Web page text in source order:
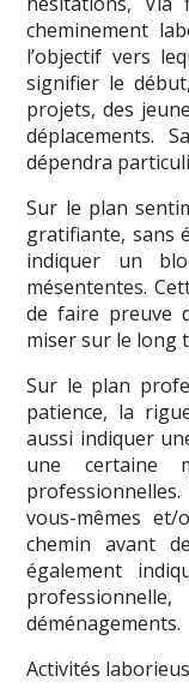
cheminement
l’objectif vers
signifier le
projets, des
déplacements.
dépendra
Sur le plan
gratifiante, sans
indiquer un
mésententes.
de faire preuve
miser sur le long
Sur le plan
patience, la
aussi indiquer
une certaine
vous-mêmes
chemin avant
également
déménagements.
Activités